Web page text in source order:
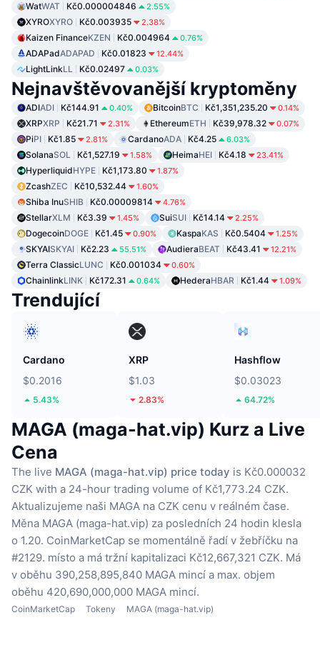
WatWAT Kč0.000004846 2.55%
XYROXYRO Kč0.003935 2.38%
Kaizen FinanceKZEN Kč0.004964 0.76%
ADAPadADAPAD Kč0.01823 12.44%
LightLinkLL Kč0.02497 0.03%
Nejnavštěvovanější kryptoměny
ADIADI Kč144.91 0.40% BitcoinBTC Kč1,351,235.20 0.14%
XRPXRP Kč21.71 2.31% EthereumETH Kč39,978.32 0.07%
PiPI Kč1.85 2.81% CardanoADA Kč4.25 6.03%
SolanaSOL Kč1,527.19 1.58% HeimaHEI Kč4.18 23.41%
HyperliquidHYPE Kč1,173.80 1.87%
ZcashZEC Kč10,532.44 1.60%
Shiba InuSHIB Kč0.00009814 4.76%
StellarXLM Kč3.39 1.45% SuiSUI Kč14.14 2.25%
DogecoinDOGE Kč1.45 0.90% KaspaKAS Kč0.5404 1.25%
SKYAISKYAI Kč2.23 55.51% AudieraBEAT Kč43.41 12.21%
Terra ClassicLUNC Kč0.001034 0.60%
ChainlinkLINK Kč172.31 0.64% HederaHBAR Kč1.44 1.09%
Trendující
Cardano
$0.2016
5.43%
XRP
$1.03
2.83%
Hashflow
$0.03023
64.72%
MAGA (maga-hat.vip) Kurz a Live
Cena
The live MAGA (maga-hat.vip) price today is Kč0.000032
CZK with a 24-hour trading volume of Kč1,773.24 CZK.
Aktualizujeme naši MAGA na CZK cenu v reálném čase.
Měna MAGA (maga-hat.vip) za posledních 24 hodin klesla
o 1.20. CoinMarketCap se momentálně řadí v žebříčku na
#2129. místo a má tržní kapitalizaci Kč12,667,321 CZK. Má
v oběhu 390,258,895,840 MAGA mincí a max. objem
oběhu 420,690,000,000 MAGA mincí.
CoinMarketCap Tokeny MAGA (maga-hat.vip)